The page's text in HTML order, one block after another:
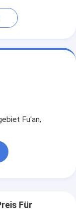
Fu'an,
Für